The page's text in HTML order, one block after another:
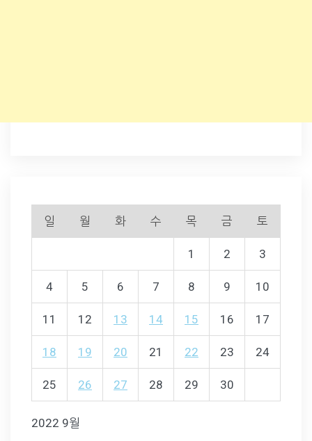
2022 9월
일 월 화 수 목 금 토
1 2 3
4 5 6 7 8 9 10
11 12 13 14 15 16 17
18 19 20 21 22 23 24
25 26 27 28 29 30